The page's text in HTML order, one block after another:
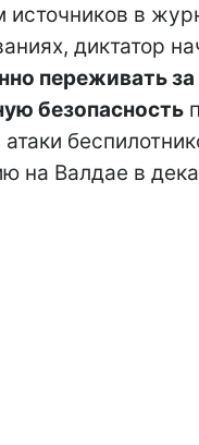
в
диктатор
переживать за
безопасность
на Валдае в